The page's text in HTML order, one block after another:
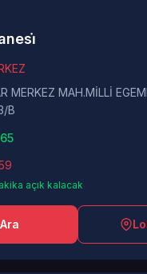
MERKEZ MAH.MİLLİ
B
açık kalacak
Ara